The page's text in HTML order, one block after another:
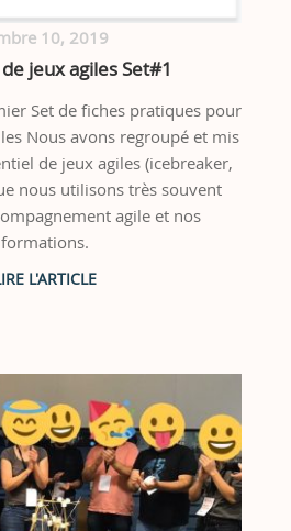
10, 2019
jeux agiles Set#1
Set de fiches pratiques pour
Nous avons regroupé et mis
de jeux agiles (icebreaker,
nous utilisons très souvent
agile et nos
formations.